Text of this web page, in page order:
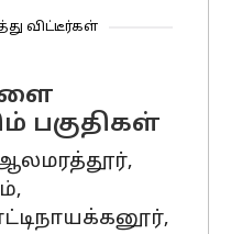
விட்டீர்கள்
பகுதிகள்